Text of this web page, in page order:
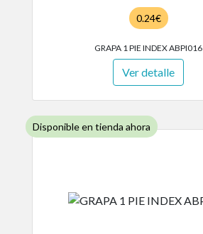
0.24€
GRAPA 1 PIE INDEX ABPI016
Ver detalle
Disponible en tienda ahora